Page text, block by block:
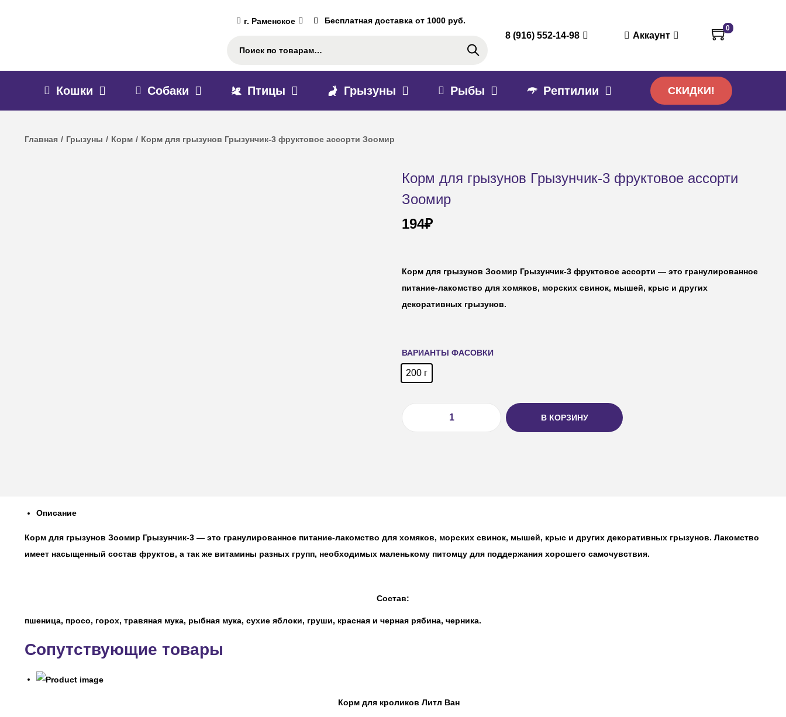
г. Раменское Бесплатная доставка от 1000 руб.
Поиск
8 (916) 552-14-98 Аккаунт
0
Кошки Собаки Птицы Грызуны Рыбы Рептилии СКИДКИ!
Главная / Грызуны / Корм / Корм для грызунов Грызунчик-3 фруктовое ассорти Зоомир
Корм для грызунов Грызунчик-3 фруктовое ассорти
Зоомир
194₽
Корм для грызунов Зоомир Грызунчик-3 фруктовое ассорти — это гранулированное
питание-лакомство для хомяков, морских свинок, мышей, крыс и других
декоративных грызунов.
ВАРИАНТЫ ФАСОВКИ
200 г
В КОРЗИНУ
Описание
Корм для грызунов Зоомир Грызунчик-3 — это гранулированное питание-лакомство для хомяков, морских свинок, мышей, крыс и других декоративных грызунов. Лакомство
имеет насыщенный состав фруктов, а так же витамины разных групп, необходимых маленькому питомцу для поддержания хорошего самочувствия.
Состав:
пшеница, просо, горох, травяная мука, рыбная мука, сухие яблоки, груши, красная и черная рябина, черника.
Сопутствующие товары
Корм для кроликов Литл Ван